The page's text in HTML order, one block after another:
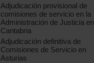
Adjudicación provisional de
comisiones de servicio en la
Administración de Justicia en
Cantabria
Adjudicación definitiva de
Comisiones de Servicio en
Asturias